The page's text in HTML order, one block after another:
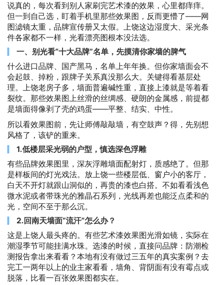
说真的，每次看到别人家刷完艺术漆的效果，心里都痒痒。
但一到自己选，盯着手机里那些效果图，反而更懵了——网
图滤镜太重，品牌宣传册又太假。上饶这边湿度大、采光条
件各家都不一样，光看漂亮图根本没法选。
一、别光看“十大品牌”名单，先摸清你家墙的脾气
什么进口品牌、国产黑马，名单上年年换。但你家墙面会不
会起鼓、掉粉，跟牌子关系真没那么大。关键得看基层处
理。上饶老房子多，墙面普遍碱性重，直接上漆就是等着看
裂纹。那些效果图上丝滑的丝绸感、硬朗的金属感，前提都
是墙面得像剥了壳的鸡蛋——平整、结实、中性。
所以看效果图前，先让师傅敲敲墙，有空鼓声？得，先别想
风格了，该铲的重来。
1.低楼层采光弱的户型，慎选深色浮雕
有些品牌效果图里，深灰浮雕墙面配射灯，质感绝了。但那
是样板间的灯光戏法。放上饶一些楼层低、窗户小的客厅，
白天不开灯就跟山洞似的，再贵的漆也白搭。不如看看浅色
微水泥或者带珠光的雅晶石系列，光线再差也能泛点柔和的
光，空间不至于那么沉。
2.回南天墙面“流汗”怎么办？
这是上饶人最头疼的。有些艺术漆效果图光滑如镜，实际在
潮湿季节可能挂满水珠。选漆的时候，直接问品牌：防潮检
测报告拿出来看看？本地有没有做过三五年的真实案例？去
完工一两年以上的业主家看看，墙角、背阴面有没有霉点或
脱落，比看一百张效果图都实在。